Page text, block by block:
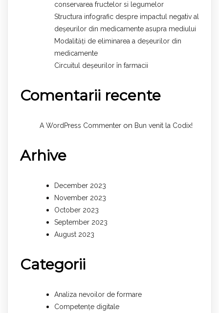
conservarea fructelor si legumelor
Structura infografic despre impactul negativ al
deșeurilor din medicamente asupra mediului
Modalități de eliminarea a deșeurilor din
medicamente
Circuitul deșeurilor în farmacii
Comentarii recente
A WordPress Commenter on Bun venit la Codix!
Arhive
December 2023
November 2023
October 2023
September 2023
August 2023
Categorii
Analiza nevoilor de formare
Competențe digitale